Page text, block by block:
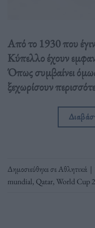
Από το 1930 που
Κύπελλο έχουν
Όπως συμβαίνει
ξεχωρίσουν
Δημοσιεύθηκε σεΑθλητικά |
mundial, Qatar,World Cup